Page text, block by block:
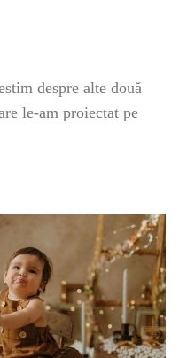
despre alte două
le-am proiectat pe